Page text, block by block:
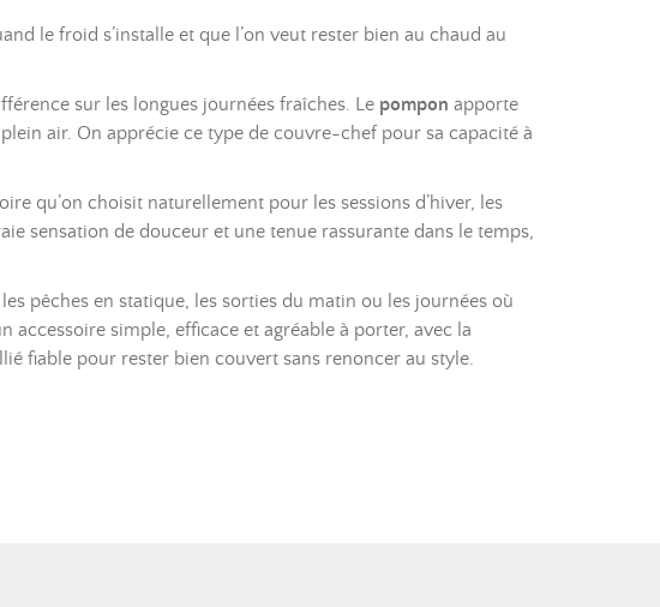
le froid s’installe et que l’on veut rester bien au chaud au
sur les longues journées fraîches. Le pompon apporte
air. On apprécie ce type de couvre-chef pour sa capacité à
qu’on choisit naturellement pour les sessions d’hiver, les
sensation de douceur et une tenue rassurante dans le temps,
pêches en statique, les sorties du matin ou les journées où
accessoire simple, efficace et agréable à porter, avec la
fiable pour rester bien couvert sans renoncer au style.